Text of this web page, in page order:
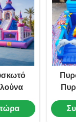
τώρα